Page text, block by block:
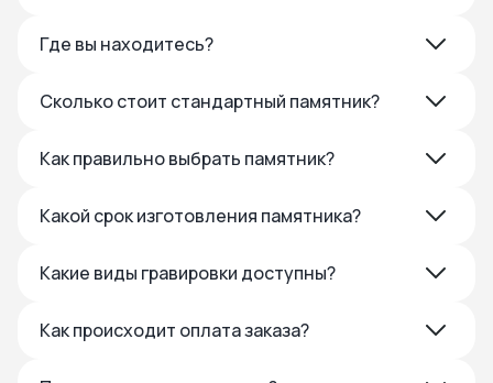
Где вы находитесь?
Сколько стоит стандартный памятник?
Как правильно выбрать памятник?
Какой срок изготовления памятника?
Какие виды гравировки доступны?
Как происходит оплата заказа?